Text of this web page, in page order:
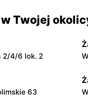
Twojej
2/4/6 lok. 2
63